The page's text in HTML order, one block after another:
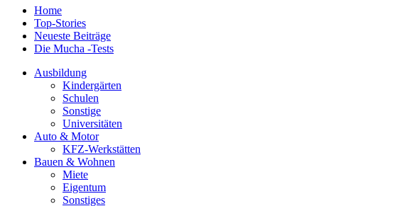
Home
Top-Stories
Neueste Beiträge
Die Mucha -Tests
Ausbildung
Kindergärten
Schulen
Sonstige
Universitäten
Auto & Motor
KFZ-Werkstätten
Bauen & Wohnen
Miete
Eigentum
Sonstiges